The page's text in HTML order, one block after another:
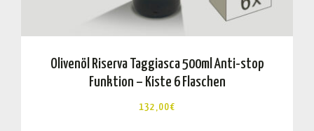
Olivenöl Riserva Taggiasca 500ml Anti-stop
Funktion – Kiste 6 Flaschen
132,00€